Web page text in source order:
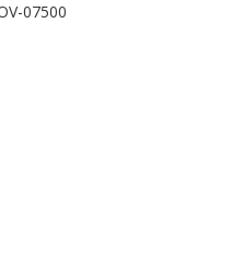
07500